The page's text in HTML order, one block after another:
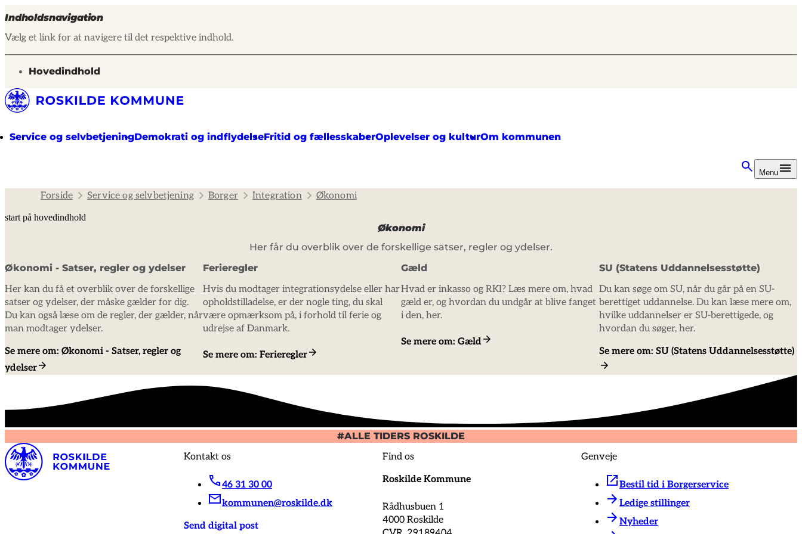
Indholdsnavigation
Vælg et link for at navigere til det respektive indhold.
gå til
Hovedindhold
Service og selvbetjeningDemokrati og indflydelseFritid og fællesskaberOplevelser og kulturOm kommunen
Menu
Forside Service og selvbetjening Borger Integration Økonomi
start på hovedindhold
Økonomi
Her får du overblik over de forskellige satser, regler og ydelser.
senest opdateret 27. januar 2025
Økonomi - Satser, regler og ydelser
Her kan du få et overblik over de forskellige
satser og ydelser, der måske gælder for dig.
Du kan også læse om de regler, der gælder, når
man modtager ydelser.
Se mere om: Økonomi - Satser, regler og
ydelser
Ferieregler
Hvis du modtager integrationsydelse eller har
opholdstilladelse, er der nogle ting, du skal
være opmærksom på, i forhold til ferie og
udrejse af Danmark.
Se mere om: Ferieregler
Gæld
Hvad er inkasso og RKI? Læs mere om, hvad
gæld er, og hvordan du undgår at blive fanget
i den, her.
Se mere om: Gæld
SU (Statens Uddannelsesstøtte)
Du kan søge om SU, når du går på en SU-
berettiget uddannelse. Du kan læse mere om,
hvilke uddannelser er SU-berettigede, og
hvordan du søger, her.
Se mere om: SU (Statens Uddannelsesstøtte)
#ALLE TIDERS ROSKILDE
Kontakt os
46 31 30 00
kommunen@roskilde.dk
Send digital post
Find os
Roskilde Kommune
Rådhusbuen 1
4000 Roskilde
Genveje
Bestil tid i Borgerservice
Ledige stillinger
Nyheder